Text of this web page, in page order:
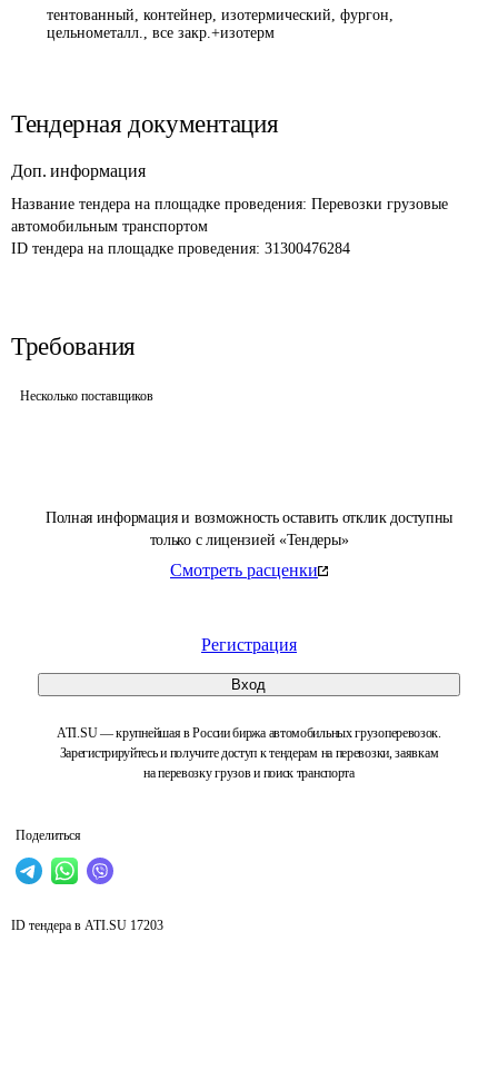
Полная информация и возможность оставить отклик доступны
только с лицензией «Тендеры»
Смотреть расценки
Регистрация
Вход
ATI.SU — крупнейшая в России биржа автомобильных грузоперевозок.
Зарегистрируйтесь и получите доступ к тендерам на перевозки, заявкам
на перевозку грузов и поиск транспорта
Поделиться
тентованный, контейнер, изотермический, фургон,
цельнометалл., все закр.+изотерм
Тендерная документация
Доп. информация
Название тендера на площадке проведения: Перевозки грузовые
автомобильным транспортом
ID тендера на площадке проведения: 31300476284
Требования
Несколько поставщиков
ID тендера в ATI.SU 17203